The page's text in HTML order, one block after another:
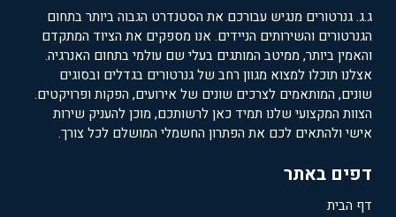
ג.ג. גנרטורים מנגיש עבורכם את הסטנדרט הגבוה ביותר בתחום
הגנרטורים והשירותים הניידים. אנו מספקים את הציוד המתקדם
והאמין ביותר, ממיטב המותגים בעלי שם עולמי בתחום האנרגיה.
אצלנו תוכלו למצוא מגוון רחב של גנרטורים בגדלים ובסוגים
שונים, המותאמים לצרכים שונים של אירועים, הפקות ופרויקטים.
הצוות המקצועי שלנו תמיד כאן לרשותכם, מוכן להעניק שירות
אישי ולהתאים לכם את הפתרון החשמלי המושלם לכל צורך.
דפים באתר
דף הבית